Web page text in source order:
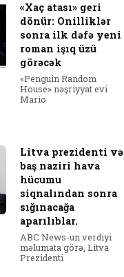
«Xaç atası» geri
dönür: Onilliklər
sonra ilk dəfə yeni
roman işıq üzü
görəcək
«Penguin Random
House» nəşriyyat evi
Mario
Litva prezidenti və
baş naziri hava
hücumu
siqnalından sonra
sığınacağa
aparılıblar.
ABC News-un verdiyi
məlumata görə, Litva
Prezidenti